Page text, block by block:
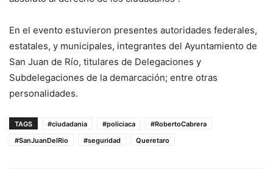
En el evento estuvieron presentes autoridades federales,
estatales, y municipales, integrantes del Ayuntamiento de
San Juan de Río, titulares de Delegaciones y
Subdelegaciones de la demarcación; entre otras
personalidades.
TAGS #ciudadania #policiaca
#RobertoCabrera
#SanJuanDelRio
#seguridad Queretaro